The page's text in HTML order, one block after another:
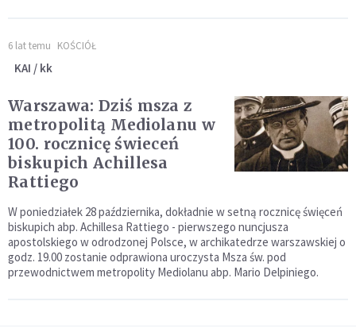
6 lat temu KOŚCIÓŁ
KAI / kk
Warszawa: Dziś msza z
metropolitą Mediolanu w
100. rocznicę świeceń
biskupich Achillesa
Rattiego
W poniedziałek 28 października, dokładnie w setną rocznicę święceń
biskupich abp. Achillesa Rattiego - pierwszego nuncjusza
apostolskiego w odrodzonej Polsce, w archikatedrze warszawskiej o
godz. 19.00 zostanie odprawiona uroczysta Msza św. pod
przewodnictwem metropolity Mediolanu abp. Mario Delpiniego.